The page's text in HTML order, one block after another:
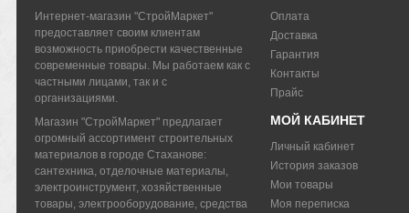
Интернет-магазин "СтройМаркет"
предоставляет своим клиентам
возможность приобрести качественные
современные товары. Мы работаем как с
частными лицами, так и с
организациями.
Магазин "СтройМаркет" предлагает
огромный ассортимент строительных
материалов в городе Стаханове:
сантехника, отделочные материалы,
электроинструмент, хозяйственные
товары, электрооборудование, средства
Оплата
Доставка
Гарантия
Контакты
Прайс
МОЙ КАБИНЕТ
Личный кабинет
История заказов
Мои товары
Моя переписка